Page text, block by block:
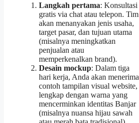
Langkah pertama: Konsultasi
gratis via chat atau telepon. Tim
akan menanyakan jenis usaha,
target pasar, dan tujuan utama
(misalnya meningkatkan
penjualan atau
memperkenalkan brand).
Desain mockup: Dalam tiga
hari kerja, Anda akan menerima
contoh tampilan visual website,
lengkap dengan warna yang
mencerminkan identitas Banjar
(misalnya nuansa hijau sawah